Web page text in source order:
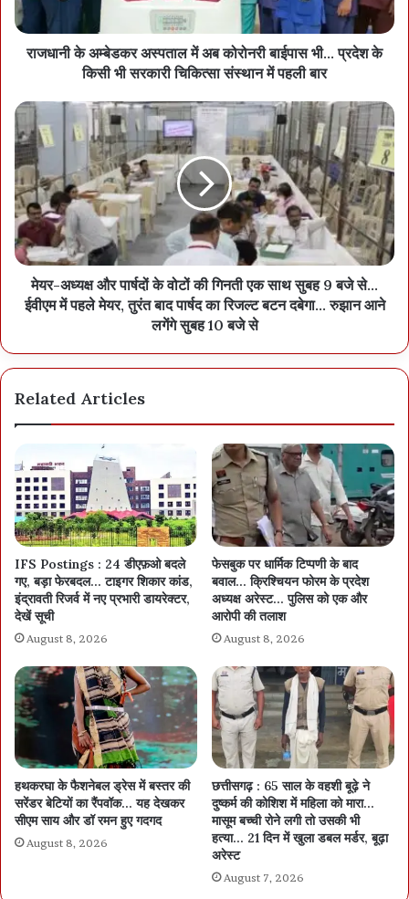
राजधानी के अम्बेडकर अस्पताल में अब कोरोनरी बाईपास भी... प्रदेश के
किसी भी सरकारी चिकित्सा संस्थान में पहली बार
मेयर-अध्यक्ष और पार्षदों के वोटों की गिनती एक साथ सुबह 9 बजे से...
ईवीएम में पहले मेयर, तुरंत बाद पार्षद का रिजल्ट बटन दबेगा... रुझान आने
लगेंगे सुबह 10 बजे से
Related Articles
IFS Postings : 24 डीएफ़ओ बदले
गए, बड़ा फेरबदल… टाइगर शिकार कांड,
इंद्रावती रिजर्व में नए प्रभारी डायरेक्टर,
देखें सूची
August 8, 2026
फेसबुक पर धार्मिक टिप्पणी के बाद
बवाल… क्रिश्चियन फोरम के प्रदेश
अध्यक्ष अरेस्ट… पुलिस को एक और
आरोपी की तलाश
August 8, 2026
हथकरघा के फैशनेबल ड्रेस में बस्तर की
सरेंडर बेटियों का रैंपवॉक… यह देखकर
सीएम साय और डॉ रमन हुए गदगद
August 8, 2026
छत्तीसगढ़ : 65 साल के वहशी बूढ़े ने
दुष्कर्म की कोशिश में महिला को मारा…
मासूम बच्ची रोने लगी तो उसकी भी
हत्या… 21 दिन में खुला डबल मर्डर, बूढ़ा
अरेस्ट
August 7, 2026